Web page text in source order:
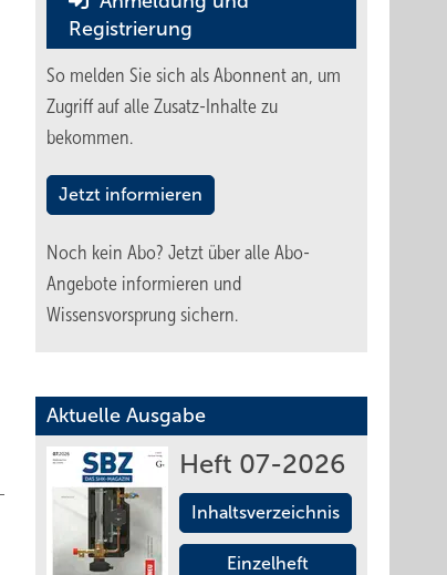
Registrierung
So melden Sie sich als Abonnent an, um
Zugriff auf alle Zusatz-Inhalte zu
bekommen.
Jetzt informieren
Noch kein Abo? Jetzt über alle Abo-
Angebote informieren und
Wissensvorsprung sichern.
Aktuelle Ausgabe
Heft 07-2026
Inhaltsverzeichnis
Einzelheft